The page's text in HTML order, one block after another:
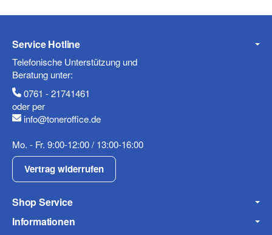
Mobiltelefon
Service Hotline
Telefonische Unterstützung und
Beratung unter:
0761 - 21741461
oder per
info@toneroffice.de
Mo. - Fr. 9:00-12:00 / 13:00-16:00
Vertrag widerrufen
Shop Service
Informationen